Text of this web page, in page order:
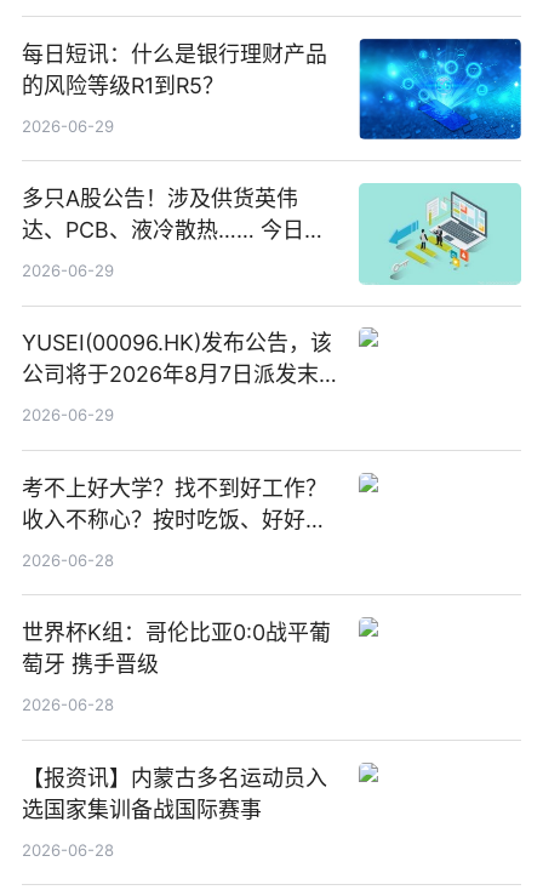
每日短讯：什么是银行理财产品
的风险等级R1到R5？
2026-06-29
多只A股公告！涉及供货英伟
达、PCB、液冷散热…… 今日快
讯
2026-06-29
YUSEI(00096.HK)发布公告，该
公司将于2026年8月7日派发末
期股息每股人民币0.013元 每日
2026-06-29
考不上好大学？找不到好工作？
收入不称心？按时吃饭、好好睡
觉
2026-06-28
世界杯K组：哥伦比亚0:0战平葡
萄牙 携手晋级
2026-06-28
【报资讯】内蒙古多名运动员入
选国家集训备战国际赛事
2026-06-28